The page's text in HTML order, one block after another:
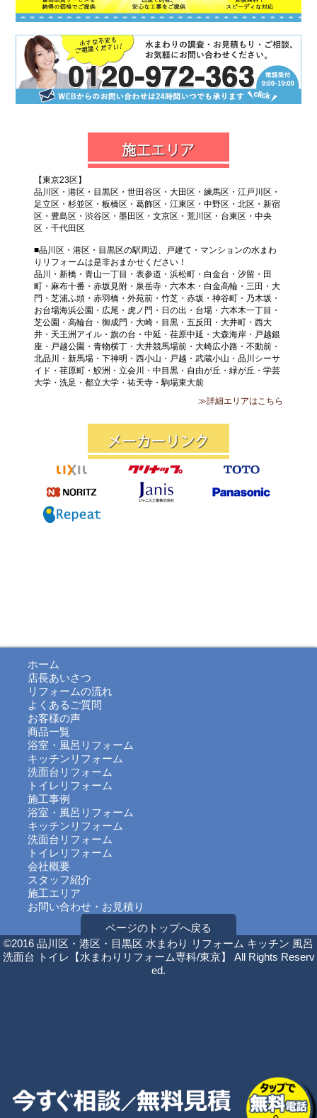
【東京23区】
品川区・港区・目黒区・世田谷区・大田区・練馬区・江戸川区・
足立区・杉並区・板橋区・葛飾区・江東区・中野区・北区・新宿
区・豊島区・渋谷区・墨田区・文京区・荒川区・台東区・中央
区・千代田区
■品川区・港区・目黒区の駅周辺、戸建て・マンションの水まわ
りリフォームは是非おまかせください！
品川・新橋・青山一丁目・表参道・浜松町・白金台・汐留・田
町・麻布十番・赤坂見附・泉岳寺・六本木・白金高輪・三田・大
門・芝浦ふ頭・赤羽橋・外苑前・竹芝・赤坂・神谷町・乃木坂・
お台場海浜公園・広尾・虎ノ門・日の出・台場・六本木一丁目・
芝公園・高輪台・御成門・大崎・目黒・五反田・大井町・西大
井・天王洲アイル・旗の台・中延・荏原中延・大森海岸・戸越銀
座・戸越公園・青物横丁・大井競馬場前・大崎広小路・不動前・
北品川・新馬場・下神明・西小山・戸越・武蔵小山・品川シーサ
イド・荏原町・鮫洲・立会川・中目黒・自由が丘・緑が丘・学芸
大学・洗足・都立大学・祐天寺・駒場東大前
≫詳細エリアはこちら
ホーム
店長あいさつ
リフォームの流れ
よくあるご質問
お客様の声
商品一覧
浴室・風呂リフォーム
キッチンリフォーム
洗面台リフォーム
トイレリフォーム
施工事例
浴室・風呂リフォーム
キッチンリフォーム
洗面台リフォーム
トイレリフォーム
会社概要
スタッフ紹介
施工エリア
お問い合わせ・お見積り
ページのトップへ戻る
©2016 品川区・港区・目黒区 水まわり リフォーム キッチン 風呂
洗面台 トイレ【水まわりリフォーム専科/東京】 All Rights Reserv
ed.